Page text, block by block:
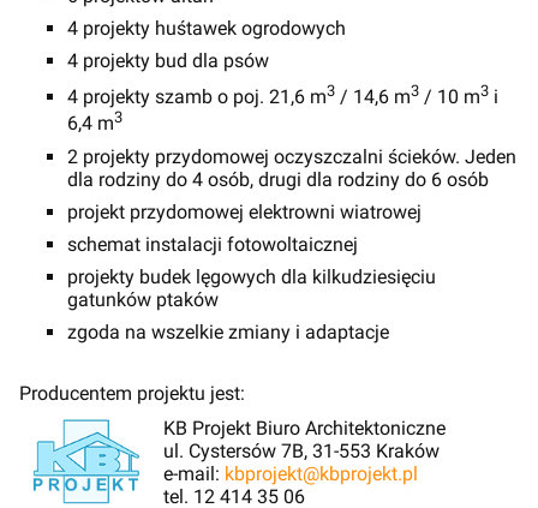
4 projekty huśtawek ogrodowych
4 projekty bud dla psów
4 projekty szamb o poj. 21,6 m3 / 14,6 m3 / 10 m3 i
6,4 m3
2 projekty przydomowej oczyszczalni ścieków. Jeden
dla rodziny do 4 osób, drugi dla rodziny do 6 osób
projekt przydomowej elektrowni wiatrowej
schemat instalacji fotowoltaicznej
projekty budek lęgowych dla kilkudziesięciu
gatunków ptaków
zgoda na wszelkie zmiany i adaptacje
Producentem projektu jest:
KB Projekt Biuro Architektoniczne
ul. Cystersów 7B, 31-553 Kraków
e-mail: kbprojekt@kbprojekt.pl
tel. 12 414 35 06